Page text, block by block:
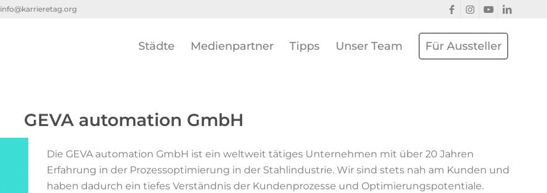
info@karrieretag.org
Städte Medienpartner Tipps Unser Team Für Aussteller
GEVA automation GmbH
Die GEVA automation GmbH ist ein weltweit tätiges Unternehmen mit über 20 Jahren
Erfahrung in der Prozessoptimierung in der Stahlindustrie. Wir sind stets nah am Kunden und
haben dadurch ein tiefes Verständnis der Kundenprozesse und Optimierungspotentiale.